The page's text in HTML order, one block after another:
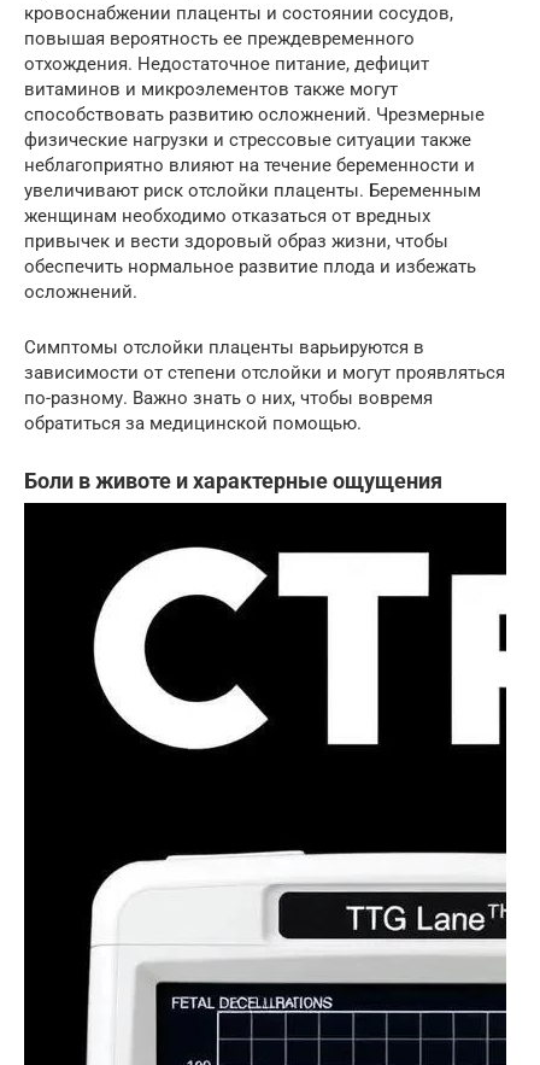
кровоснабжении плаценты и состоянии сосудов,
повышая вероятность ее преждевременного
отхождения. Недостаточное питание, дефицит
витаминов и микроэлементов также могут
способствовать развитию осложнений. Чрезмерные
физические нагрузки и стрессовые ситуации также
неблагоприятно влияют на течение беременности и
увеличивают риск отслойки плаценты. Беременным
женщинам необходимо отказаться от вредных
привычек и вести здоровый образ жизни, чтобы
обеспечить нормальное развитие плода и избежать
осложнений.
Симптомы отслойки плаценты варьируются в
зависимости от степени отслойки и могут проявляться
по-разному. Важно знать о них, чтобы вовремя
обратиться за медицинской помощью.
Боли в животе и характерные ощущения